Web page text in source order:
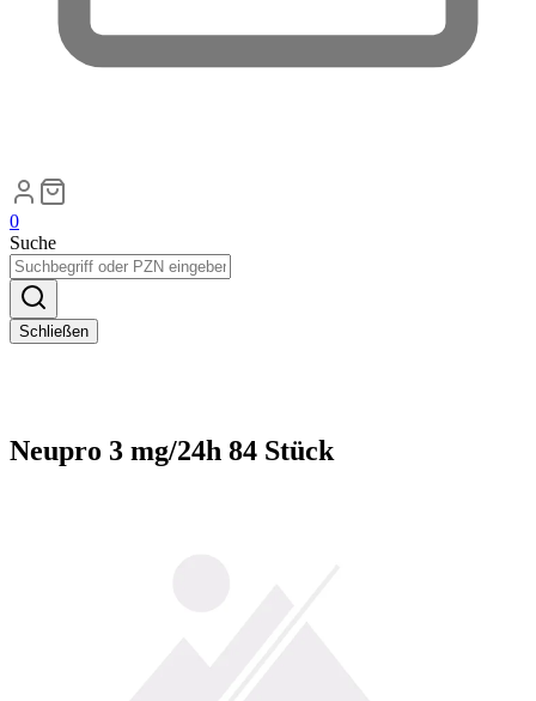
0
Suche
Schließen
Neupro 3 mg/24h 84 Stück